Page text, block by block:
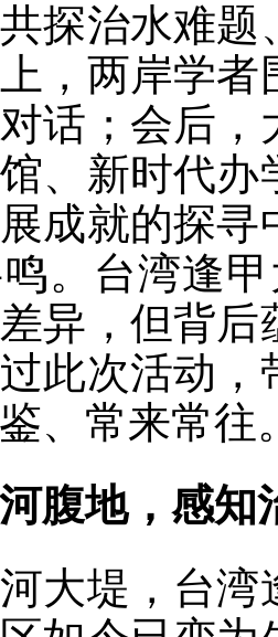
探治水难
，两岸学
话；会后
、新时代
成就的探
。台湾逢
异，但背
此次活动
、常来常往
腹地，感知
堤，台湾